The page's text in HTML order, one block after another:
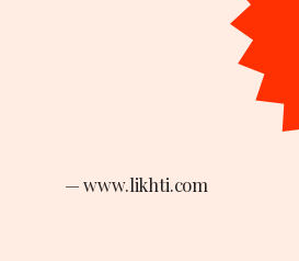
— www.likhti.com